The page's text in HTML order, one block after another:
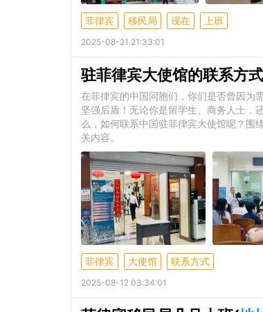
菲律宾 移民局 现在 上班
2025-08-21 21:33:01
驻菲律宾大使馆的联系方
在菲律宾的中国同胞们，你们是否曾因为
坚强后盾！无论你是留学生、商务人士，
么，如何联系中国驻菲律宾大使馆呢？围
关内容。
菲律宾 大使馆 联系方式
2025-08-12 03:34:01